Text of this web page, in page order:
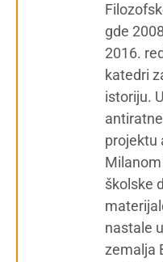
gde
2016.
katedri
istoriju.
projektu
školske
nastale
zemalja